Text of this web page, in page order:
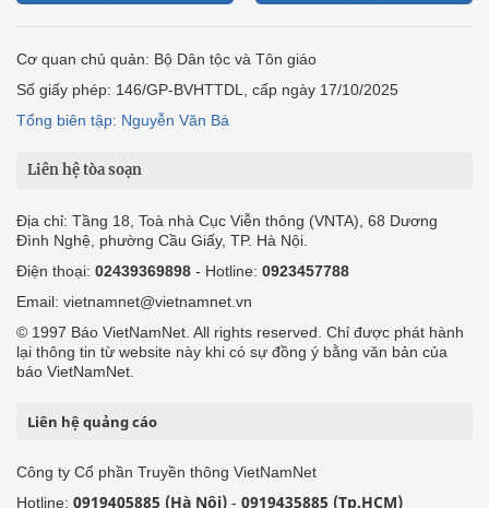
Cơ quan chủ quản: Bộ Dân tộc và Tôn giáo
Số giấy phép: 146/GP-BVHTTDL, cấp ngày 17/10/2025
Tổng biên tập: Nguyễn Văn Bá
Liên hệ tòa soạn
Địa chỉ: Tầng 18, Toà nhà Cục Viễn thông (VNTA), 68 Dương
Đình Nghệ, phường Cầu Giấy, TP. Hà Nội.
Điện thoại: 02439369898 - Hotline: 0923457788
Email: vietnamnet@vietnamnet.vn
© 1997 Báo VietNamNet. All rights reserved. Chỉ được phát hành
lại thông tin từ website này khi có sự đồng ý bằng văn bản của
báo VietNamNet.
Liên hệ quảng cáo
Công ty Cổ phần Truyền thông VietNamNet
Hotline: 0919405885 (Hà Nội) - 0919435885 (Tp.HCM)